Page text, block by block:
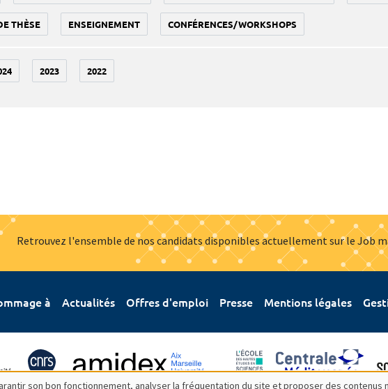
THÈSE ENSEIGNEMENT CONFÉRENCES/WORKSHOPS
2023 2022
Retrouvez l'ensemble de nos candidats disponibles actuellement sur le Job
à Actualités Offres d'emploi Presse Mentions légales
son bon fonctionnement, analyser la fréquentation du site et proposer des contenus